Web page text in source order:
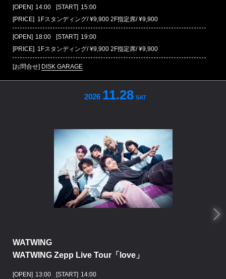
[OPEN] 14:00 [START] 15:00
[PRICE] 1Fスタンディング/ ¥9,900 2F指定席/ ¥9,900
[OPEN] 18:00 [START] 19:00
[PRICE] 1Fスタンディング/ ¥9,900 2F指定席/ ¥9,900
[お問合せ] DISK GARAGE
2026 11.28 SAT
WATWING
WATWING Zepp Live Tour「love」
[OPEN] 13:00 [START] 14:00